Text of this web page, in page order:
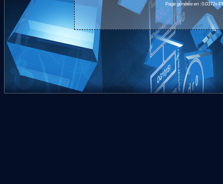
Page générée en : 0.0372s